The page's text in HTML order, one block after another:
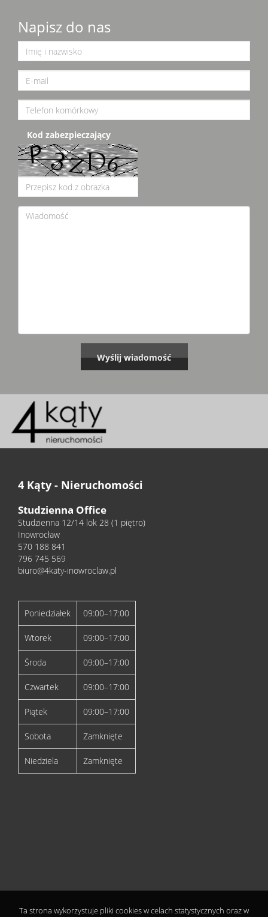
Napisz do nas
Kod zabezpieczający
4 Kąty - Nieruchomości
Studzienna Office
Studzienna 12/14 lok 28 (1 piętro)
Inowrocław
570 188 841
796 745 569
biuro@4katy-inowroclaw.pl
Poniedziałek 09:00–17:00
Wtorek 09:00–17:00
Środa 09:00–17:00
Czwartek 09:00–17:00
Piątek 09:00–17:00
Sobota Zamknięte
Niedziela Zamknięte
Ta strona wykorzystuje pliki cookies w celach statystycznych oraz w